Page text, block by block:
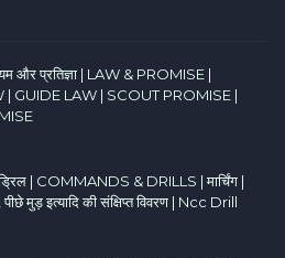
और प्रतिज्ञा | LAW & PROMISE |
| GUIDE LAW | SCOUT PROMISE |
| COMMANDS & DRILLS | मार्चिंग |
पीछे मुड़ इत्यादि की संक्षिप्त विवरण | Ncc Drill